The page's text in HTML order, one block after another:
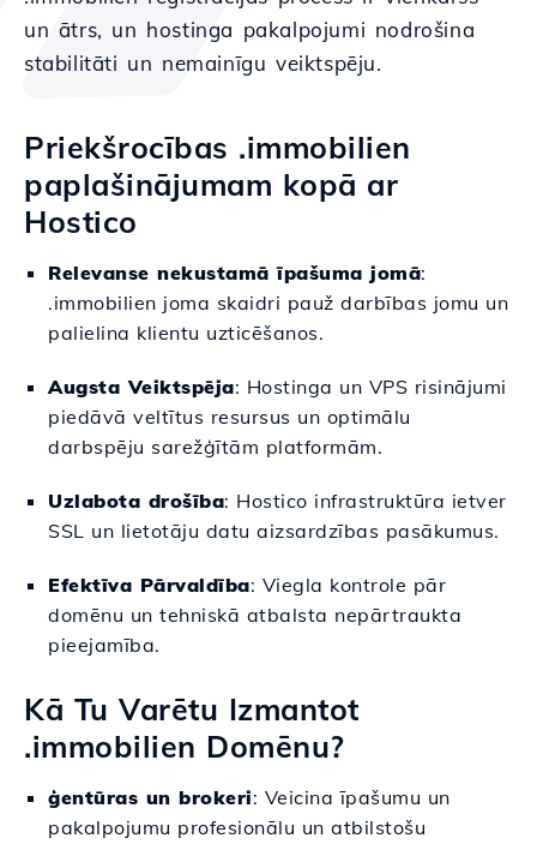
un ātrs, un hostinga pakalpojumi nodrošina
stabilitāti un nemainīgu veiktspēju.
Priekšrocības .immobilien
paplašinājumam kopā ar
Hostico
Relevanse nekustamā īpašuma jomā:
.immobilien joma skaidri pauž darbības jomu un
palielina klientu uzticēšanos.
Augsta Veiktspēja: Hostinga un VPS risinājumi
piedāvā veltītus resursus un optimālu
darbspēju sarežģītām platformām.
Uzlabota drošība: Hostico infrastruktūra ietver
SSL un lietotāju datu aizsardzības pasākumus.
Efektīva Pārvaldība: Viegla kontrole pār
domēnu un tehniskā atbalsta nepārtraukta
pieejamība.
Kā Tu Varētu Izmantot
.immobilien Domēnu?
ģentūras un brokeri: Veicina īpašumu un
pakalpojumu profesionālu un atbilstošu